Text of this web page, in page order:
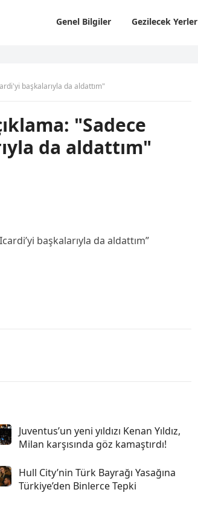
Genel Bilgiler Gezilecek Yerler
başkalarıyla da aldattım"
"Sadece
da aldattım"
başkalarıyla da aldattım”
Juventus’un yeni yıldızı Kenan Yıldız,
Milan karşısında göz kamaştırdı!
Hull City’nin Türk Bayrağı Yasağına
Türkiye’den Binlerce Tepki